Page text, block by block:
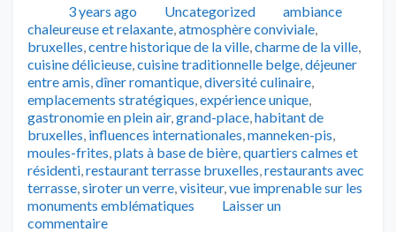
Publié3 years ago Catégories
Uncategorized Tags
ambiance
chaleureuse et relaxante,atmosphère conviviale,
bruxelles,centre historique de la ville,charme de la ville,
cuisine délicieuse,cuisine traditionnelle belge,déjeuner
entre amis,dîner romantique,diversité culinaire,
emplacements stratégiques,expérience unique,
gastronomie en plein air,grand-place,habitant de
bruxelles, influences internationales,manneken-pis,
moules-frites,plats à base de bière,quartiers calmes et
résidenti,restaurant terrasse bruxelles,restaurants avec
terrasse,siroter un verre,visiteur,vue imprenable sur les
monuments emblématiques
Laisser un
commentaire